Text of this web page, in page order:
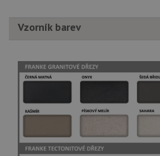
Vzorník barev